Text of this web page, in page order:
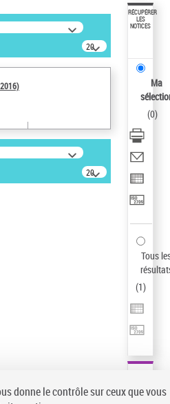
les
20
résultats/page
20
résultats/page
RÉCUPÉRER
LES
NOTICES
Ma
(0)
Tous
(1)
donne le contrôle sur ceux que vous